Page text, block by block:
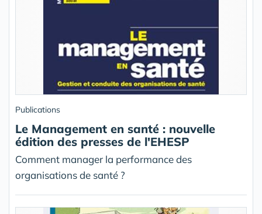
Publications
Le Management en santé : nouvelle
édition des presses de l'EHESP
Comment manager la performance des
organisations de santé ?